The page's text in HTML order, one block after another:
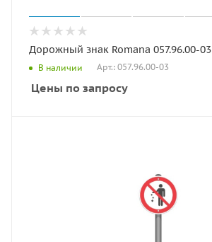
Дорожный знак Romana 057.96.00-03
В наличии Арт.: 057.96.00-03
Цены по запросу